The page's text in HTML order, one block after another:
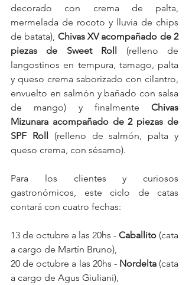
decorado con crema de palta,
mermelada de rocoto y lluvia de chips
de batata), Chivas XV acompañado de 2
piezas de Sweet Roll (relleno de
langostinos en tempura, tamago, palta
y queso crema saborizado con cilantro,
envuelto en salmón y bañado con salsa
de mango) y finalmente Chivas
Mizunara acompañado de 2 piezas de
SPF Roll (relleno de salmón, palta y
queso crema, con sésamo).
Para los clientes y curiosos
gastronómicos, este ciclo de catas
contará con cuatro fechas:
13 de octubre a las 20hs - Caballito (cata
a cargo de Martín Bruno),
20 de octubre a las 20hs - Nordelta (cata
a cargo de Agus Giuliani),